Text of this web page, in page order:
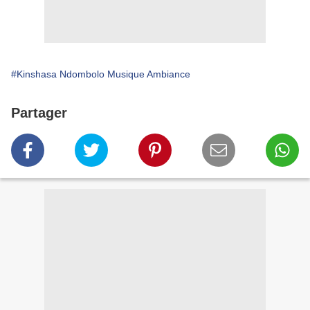
#Kinshasa Ndombolo Musique Ambiance
Partager